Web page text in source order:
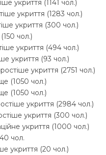
укриття (1141 чол.)
укриття (1283 чол.)
укриття (300 чол.)
чол.)
укриття (494 чол.)
укриття (93 чол.)
укриття (2751 чол.)
(1050 чол.)
(1050 чол.)
укриття (2984 чол.)
укриття (300 чол.)
укриття (1000 чол.)
чол.
укриття (20 чол.)